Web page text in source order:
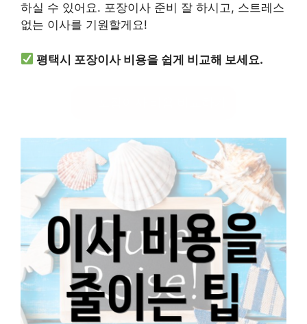
하실 수 있어요. 포장이사 준비 잘 하시고, 스트레스
없는 이사를 기원할게요!
평택시 포장이사 비용을 쉽게 비교해 보세요.